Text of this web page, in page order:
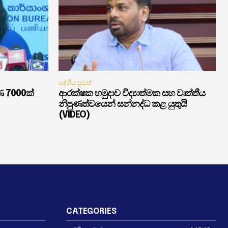
7000ක්
දේශීය පුවත්
ආරක්ෂක හමුදාව විද්‍යාත්මක සහ වෘත්තීය
නිපුණත්වයෙන් සන්නද්ධ කළ යුතුයි
(VIDEO)
CATEGORIES